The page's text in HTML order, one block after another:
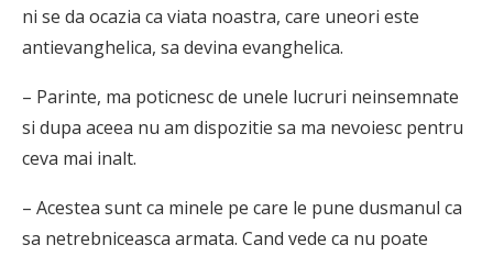
ni se da ocazia ca viata noastra, care uneori este
antievanghelica, sa devina evanghelica.
– Parinte, ma poticnesc de unele lucruri neinsemnate
si dupa aceea nu am dispozitie sa ma nevoiesc pentru
ceva mai inalt.
– Acestea sunt ca minele pe care le pune dusmanul ca
sa netrebniceasca armata. Cand vede ca nu poate